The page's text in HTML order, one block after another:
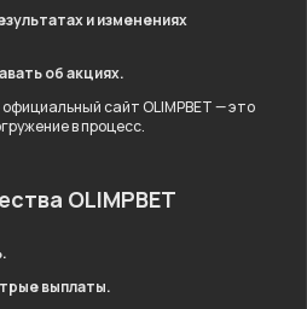
и изменениях
об акциях.
сайт OLIMPBET — это
в процесс.
OLIMPBET
выплаты.